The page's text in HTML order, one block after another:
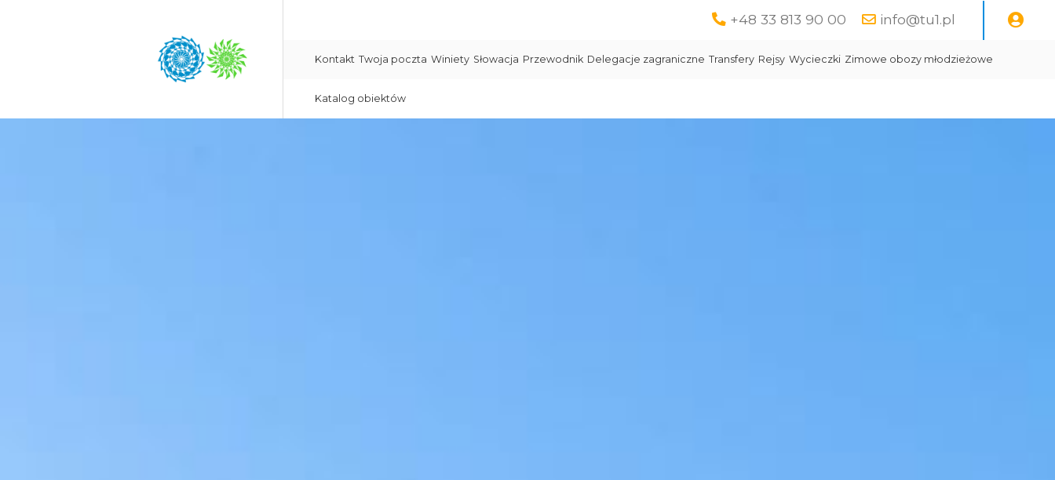
+48 33 813 90 00 info@tu1.pl
Kontakt Twoja poczta Winiety Słowacja Przewodnik Delegacje zagraniczne Transfery Rejsy Wycieczki Zimowe obozy młodzieżowe
Katalog obiektów